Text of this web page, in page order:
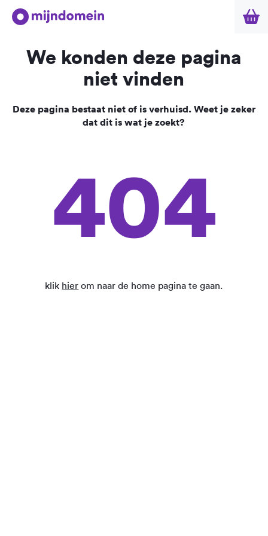
We konden deze pagina
niet vinden
Deze pagina bestaat niet of is verhuisd. Weet je zeker
dat dit is wat je zoekt?
404
klik hier om naar de home pagina te gaan.